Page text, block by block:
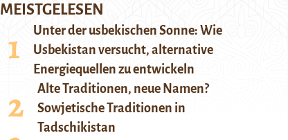
MEISTGELESEN
Unter der usbekischen Sonne: Wie
Usbekistan versucht, alternative
Energiequellen zu entwickeln
Alte Traditionen, neue Namen?
Sowjetische Traditionen in
Tadschikistan